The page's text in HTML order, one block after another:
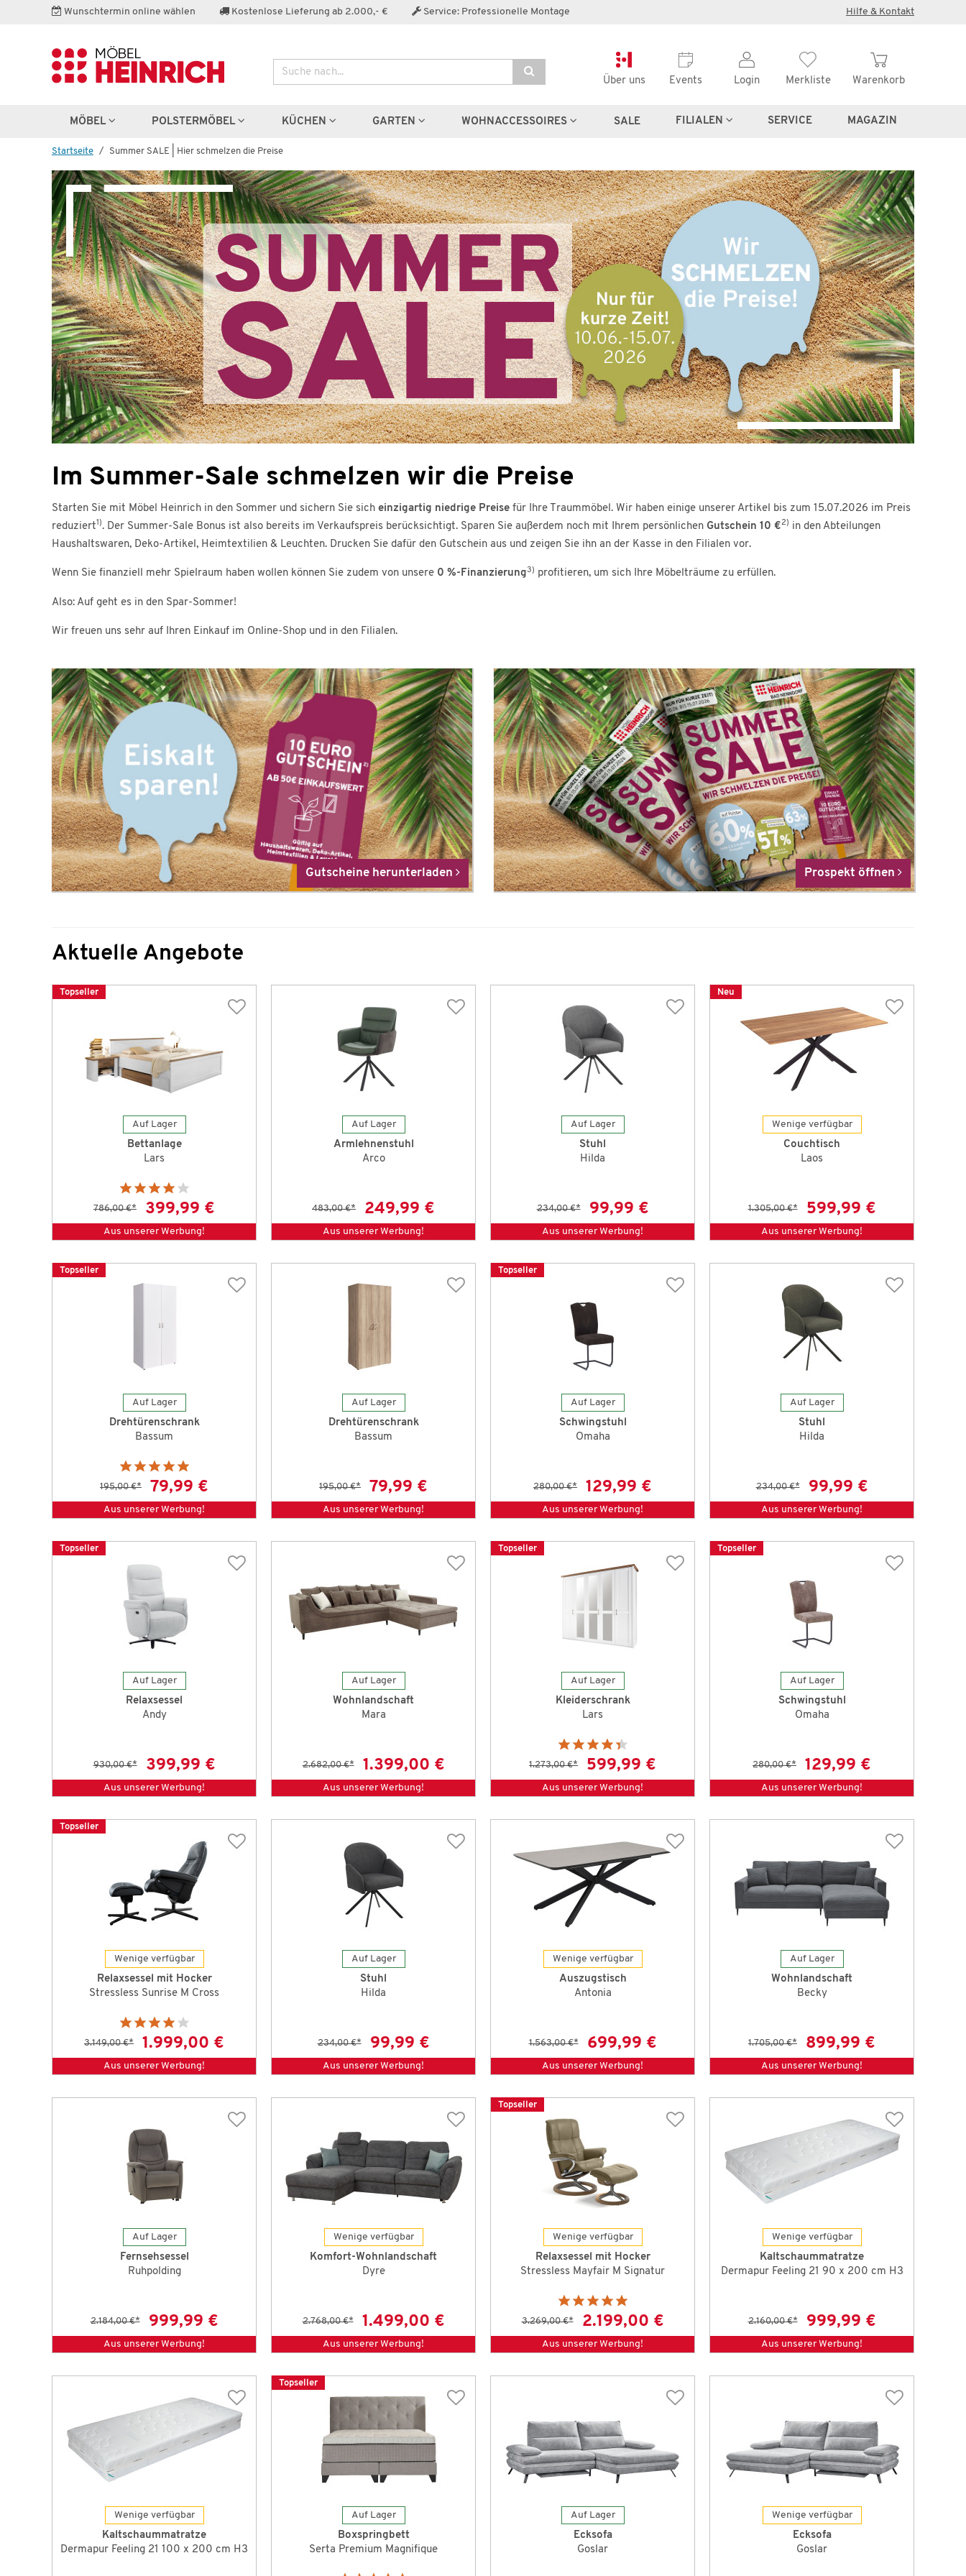
Wunschtermin online wählen Kostenlose Lieferung ab 2.000,- € Service: Professionelle Montage Hilfe & Kontakt
Suche
Über uns Events Login Merkliste Warenkorb
MÖBEL POLSTERMÖBEL KÜCHEN GARTEN WOHNACCESSOIRES SALE FILIALEN SERVICE MAGAZIN
Startseite Summer SALE | Hier schmelzen die Preise
Im Summer-Sale schmelzen wir die Preise
Starten Sie mit Möbel Heinrich in den Sommer und sichern Sie sich einzigartig niedrige Preise für Ihre Traummöbel. Wir haben einige unserer Artikel bis zum 15.07.2026 im Preis
reduziert1). Der Summer-Sale Bonus ist also bereits im Verkaufspreis berücksichtigt. Sparen Sie außerdem noch mit Ihrem persönlichen Gutschein 10 €2) in den Abteilungen
Haushaltswaren, Deko-Artikel, Heimtextilien & Leuchten. Drucken Sie dafür den Gutschein aus und zeigen Sie ihn an der Kasse in den Filialen vor.
Wenn Sie finanziell mehr Spielraum haben wollen können Sie zudem von unsere 0 %-Finanzierung3) profitieren, um sich Ihre Möbelträume zu erfüllen.
Also: Auf geht es in den Spar-Sommer!
Wir freuen uns sehr auf Ihren Einkauf im Online-Shop und in den Filialen.
Gutscheine herunterladen Prospekt öffnen
Aktuelle Angebote
Topseller
Auf Lager
Bettanlage
Lars
786,00 €* 399,99 €
Aus unserer Werbung!
Auf Lager
Armlehnenstuhl
Arco
483,00 €* 249,99 €
Aus unserer Werbung!
Auf Lager
Stuhl
Hilda
234,00 €* 99,99 €
Aus unserer Werbung!
Neu
Wenige verfügbar
Couchtisch
Laos
1.305,00 €* 599,99 €
Aus unserer Werbung!
Topseller
Auf Lager
Drehtürenschrank
Bassum
195,00 €* 79,99 €
Aus unserer Werbung!
Auf Lager
Drehtürenschrank
Bassum
195,00 €* 79,99 €
Aus unserer Werbung!
Topseller
Auf Lager
Schwingstuhl
Omaha
280,00 €* 129,99 €
Aus unserer Werbung!
Auf Lager
Stuhl
Hilda
234,00 €* 99,99 €
Aus unserer Werbung!
Topseller
Auf Lager
Relaxsessel
Andy
930,00 €* 399,99 €
Aus unserer Werbung!
Auf Lager
Wohnlandschaft
Mara
2.682,00 €* 1.399,00 €
Aus unserer Werbung!
Topseller
Auf Lager
Kleiderschrank
Lars
1.273,00 €* 599,99 €
Aus unserer Werbung!
Topseller
Auf Lager
Schwingstuhl
Omaha
280,00 €* 129,99 €
Aus unserer Werbung!
Topseller
Wenige verfügbar
Relaxsessel mit Hocker
Stressless Sunrise M Cross
3.149,00 €* 1.999,00 €
Aus unserer Werbung!
Auf Lager
Stuhl
Hilda
234,00 €* 99,99 €
Aus unserer Werbung!
Wenige verfügbar
Auszugstisch
Antonia
1.563,00 €* 699,99 €
Aus unserer Werbung!
Auf Lager
Wohnlandschaft
Becky
1.705,00 €* 899,99 €
Aus unserer Werbung!
Auf Lager
Fernsehsessel
Ruhpolding
2.184,00 €* 999,99 €
Aus unserer Werbung!
Wenige verfügbar
Komfort-Wohnlandschaft
Dyre
2.768,00 €* 1.499,00 €
Aus unserer Werbung!
Topseller
Wenige verfügbar
Relaxsessel mit Hocker
Stressless Mayfair M Signatur
3.269,00 €* 2.199,00 €
Aus unserer Werbung!
Wenige verfügbar
Kaltschaummatratze
Dermapur Feeling 21 90 x 200 cm H3
2.160,00 €* 999,99 €
Aus unserer Werbung!
Wenige verfügbar
Kaltschaummatratze
Dermapur Feeling 21 100 x 200 cm H3
Topseller
Auf Lager
Boxspringbett
Serta Premium Magnifique
Auf Lager
Ecksofa
Goslar
Wenige verfügbar
Ecksofa
Goslar